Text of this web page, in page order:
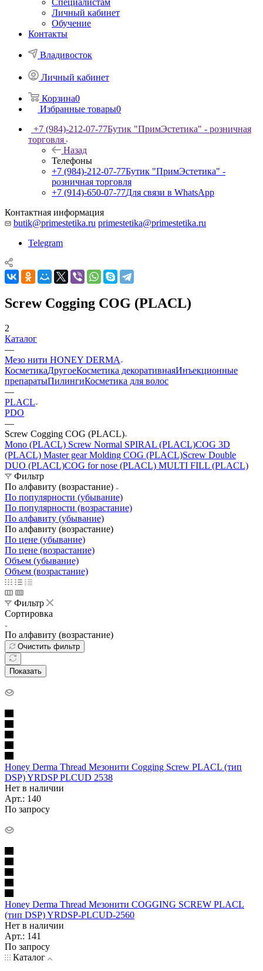
Специалистам
Личный кабинет
Обучение
Контакты
Владивосток
Личный кабинет
Корзина0
Избранные товары0
+7 (984)-212-07-77Бутик "ПримЭстетика" - розничная
торговля
Назад
Телефоны
+7 (984)-212-07-77Бутик "ПримЭстетика" -
розничная торговля
+7 (914)-650-07-77Для связи в WhatsApp
Контактная информация
butik@primestetika.ru primestetika@primestetika.ru
Telegram
Screw Cogging COG (PLACL)
2
Каталог
—
Мезо нити HONEY DERMA
КосметикаДругоеКосметика декоративнаяИнъекционные
препаратыПилингиКосметика для волос
—
PLACL
PDO
—
Screw Cogging COG (PLACL)
Mono (PLACL) Screw Normal SPIRAL (PLACL)COG 3D
(PLACL) Master gear Molding COG (PLACL)Screw Double
DUO (PLACL)COG for nose (PLACL) MULTI FILL (PLACL)
Фильтр
По алфавиту (возрастание)
По популярности (убывание)
По популярности (возрастание)
По алфавиту (убывание)
По алфавиту (возрастание)
По цене (убывание)
По цене (возрастание)
Объем (убывание)
Объем (возрастание)
Фильтр
Сортировка
По алфавиту (возрастание)
Очистить фильтр
Показать
Honey Derma Thread Мезонити Cogging Screw PLACL (тип
DSP) YRDSP PLCUD 2538
Нет в наличии
Арт.: 140
По запросу
Honey Derma Thread Мезонити COGGING SCREW PLACL
(тип DSP) YRDSP-PLCUD-2560
Нет в наличии
Арт.: 141
По запросу
Каталог